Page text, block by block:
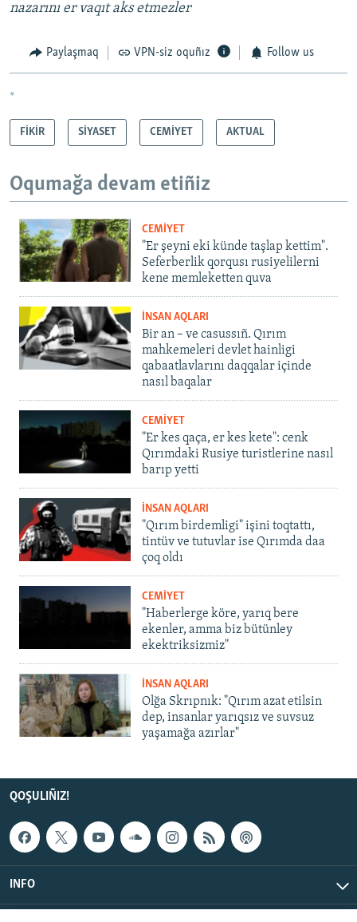
nazarını er vaqıt aks etmezler
Paylaşmaq VPN-siz oquñız Follow us
*
FİKİR SİYASET CEMİYET AKTUAL
Oqumağa devam etiñiz
CEMİYET
"Er şeyni eki künde taşlap kettim".
Seferberlik qorqusı rusiyelilerni
kene memleketten quva
İNSAN AQLARI
Bir an – ve casussıñ. Qırım
mahkemeleri devlet hainligi
qabaatlavlarını daqqalar içinde
nasıl baqalar
CEMİYET
"Er kes qaça, er kes kete": cenk
Qırımdaki Rusiye turistlerine nasıl
barıp yetti
İNSAN AQLARI
"Qırım birdemligi" işini toqtattı,
tintüv ve tutuvlar ise Qırımda daa
çoq oldı
CEMİYET
"Haberlerge köre, yarıq bere
ekenler, amma biz bütünley
ekektriksizmiz"
İNSAN AQLARI
Olğa Skrıpnık: "Qırım azat etilsin
dep, insanlar yarıqsız ve suvsuz
yaşamağa azırlar"
QOŞULIÑIZ!
INFO